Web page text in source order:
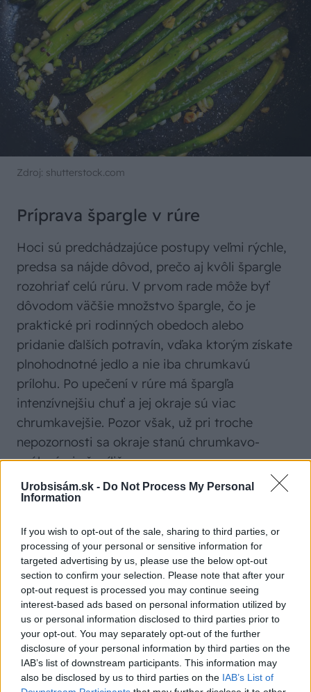
Urobsisám.sk - Do Not Process My Personal
Information
If you wish to opt-out of the sale, sharing to third parties, or
processing of your personal or sensitive information for
targeted advertising by us, please use the below opt-out
section to confirm your selection. Please note that after your
opt-out request is processed you may continue seeing
interest-based ads based on personal information utilized by
us or personal information disclosed to third parties prior to
your opt-out. You may separately opt-out of the further
disclosure of your personal information by third parties on the
IAB’s list of downstream participants. This information may
also be disclosed by us to third parties on the IAB’s List of
Zdroj: shutterstock.com
Príprava špargle v rúre
Hoci sú predchádzajúce postupy veľmi rýchle,
predsa sa nájde dôvod, prečo aj kvôli špargle
rozohriať celú rúru. V prvom rade môže byť
dôvodom väčšie množstvo špargle, čo je
praktické pri rodinných obedoch alebo
pridanie ďalších potravín, vďaka ktorým získate
plnohodnotné jedlo a nie iba chrumkavú
prílohu. Po upečení v rúre má špargľa
intenzívnejšiu chuť a jej okraje sú viac
chrumkavejšie. Pozor však, už pri troche
nepozornosti sa okraje stanú chrumkavo-
spálenými až príliš.
PREČÍTAJTE SI TIEŽ
Ako si najlepšie vychutnáte zelenú
a bielu špargľu?